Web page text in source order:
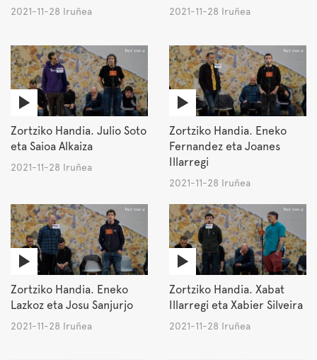
2021-11-28 Iruñea 2021-11-28 Iruñea
Zortziko Handia. Julio Soto
eta Saioa Alkaiza
2021-11-28 Iruñea
Zortziko Handia. Eneko
Fernandez eta Joanes
Illarregi
2021-11-28 Iruñea
Zortziko Handia. Eneko
Lazkoz eta Josu Sanjurjo
2021-11-28 Iruñea
Zortziko Handia. Xabat
Illarregi eta Xabier Silveira
2021-11-28 Iruñea